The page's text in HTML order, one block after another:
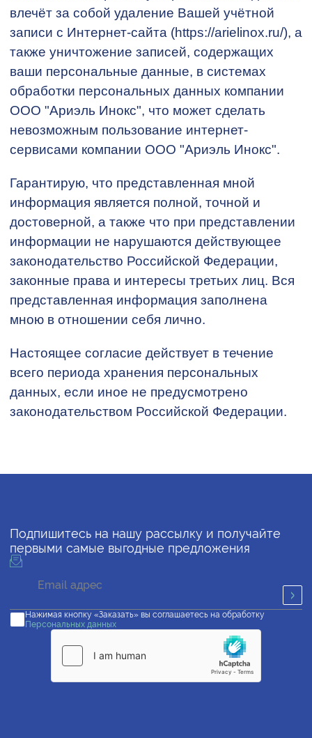
влечёт за собой удаление Вашей учётной
записи с Интернет-сайта (https://arielinox.ru/), а
также уничтожение записей, содержащих
ваши персональные данные, в системах
обработки персональных данных компании
ООО "Ариэль Инокс", что может сделать
невозможным пользование интернет-
сервисами компании ООО "Ариэль Инокс".
Гарантирую, что представленная мной
информация является полной, точной и
достоверной, а также что при представлении
информации не нарушаются действующее
законодательство Российской Федерации,
законные права и интересы третьих лиц. Вся
представленная информация заполнена
мною в отношении себя лично.
Настоящее согласие действует в течение
всего периода хранения персональных
данных, если иное не предусмотрено
законодательством Российской Федерации.
Подпишитесь на нашу рассылку и получайте
первыми самые выгодные предложения
Нажимая кнопку «Заказать» вы соглашаетесь на обработку
Персональных данных